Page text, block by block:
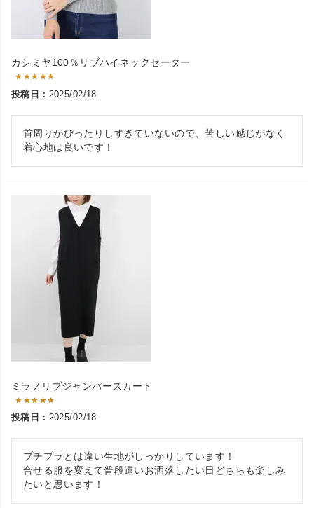
カシミヤ100％リブハイネックセーター
投稿日 2025/02/18
首周りがぴったりしすぎていないので、苦しい感じがなく
着心地は良いです！
ミラノリブジャンパースカート
投稿日 2025/02/18
プチプラとは違い生地がしっかりしています！
合せる服を変えて普段遣いお洒落したい日どちらも楽しみ
たいと思います！